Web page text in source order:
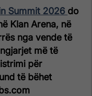
Summit 2026 do
Klan Arena, në
nga vende të
më të
për
të bëhet